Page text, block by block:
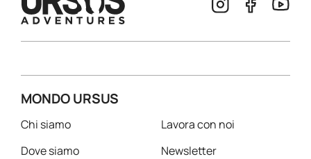
MONDO URSUS
Chi siamo
Dove siamo
Lavora con noi
Newsletter